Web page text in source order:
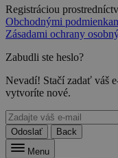
Registráciou
Obchodnými
Zásadami ochrany
Zabudli ste heslo?
Nevadí! Stačí zadať váš
vytvoríte nové.
Odoslať
Back
Menu